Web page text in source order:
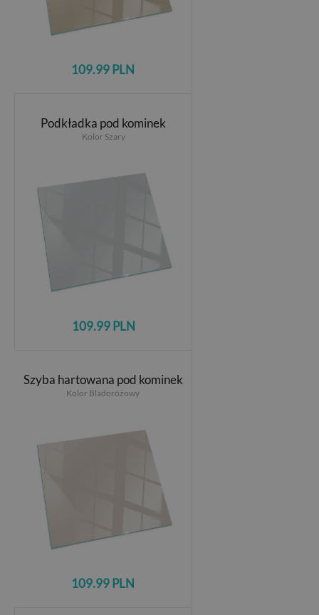
109.99 PLN
Podkładka pod kominek
Kolor Szary
109.99 PLN
Szyba hartowana pod kominek
Kolor Bladoróżowy
109.99 PLN